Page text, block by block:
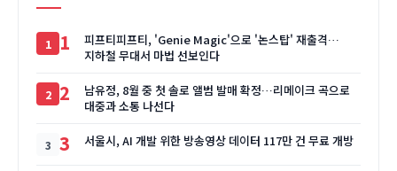
1
피프티피프티, 'Genie Magic'으로 '논스탑' 재출격…
지하철 무대서 마법 선보인다
2
남유정, 8월 중 첫 솔로 앨범 발매 확정…리메이크 곡으로
대중과 소통 나선다
3 서울시, AI 개발 위한 방송영상 데이터 117만 건 무료 개방